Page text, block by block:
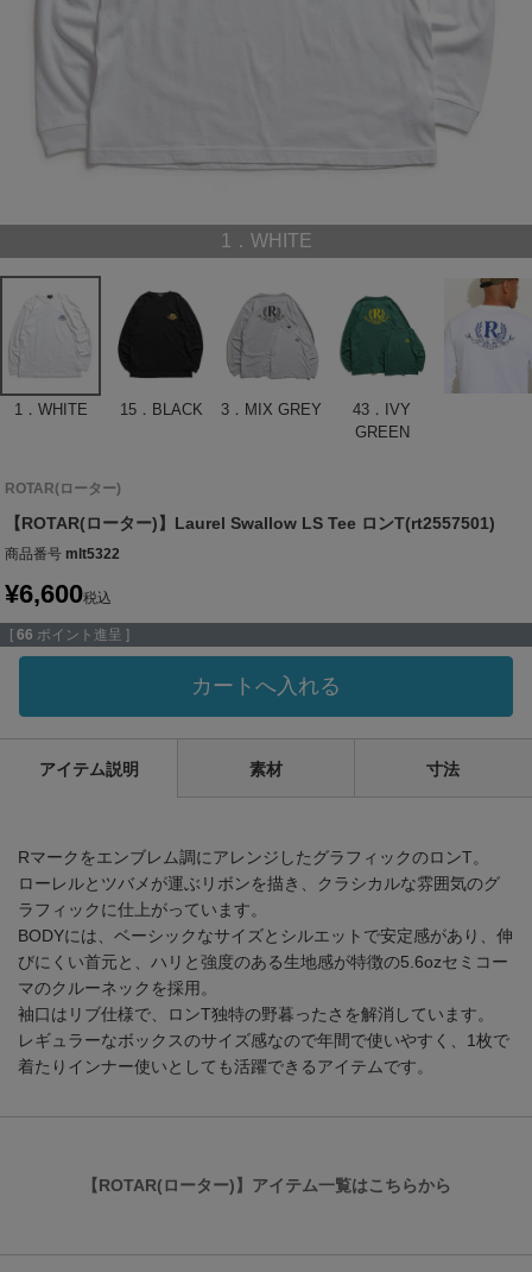
1．WHITE
1．WHITE 15．BLACK 3．MIX GREY
43．IVY
GREEN
ROTAR(ローター)
【ROTAR(ローター)】Laurel Swallow LS Tee ロンT(rt2557501)
商品番号 mlt5322
¥6,600税込
[ 66 ポイント進呈 ]
カートへ入れる
アイテム説明 素材 寸法
Rマークをエンブレム調にアレンジしたグラフィックのロンT。
ローレルとツバメが運ぶリボンを描き、クラシカルな雰囲気のグ
ラフィックに仕上がっています。
BODYには、ベーシックなサイズとシルエットで安定感があり、伸
びにくい首元と、ハリと強度のある生地感が特徴の5.6ozセミコー
マのクルーネックを採用。
袖口はリブ仕様で、ロンT独特の野暮ったさを解消しています。
レギュラーなボックスのサイズ感なので年間で使いやすく、1枚で
着たりインナー使いとしても活躍できるアイテムです。
【ROTAR(ローター)】アイテム一覧はこちらから